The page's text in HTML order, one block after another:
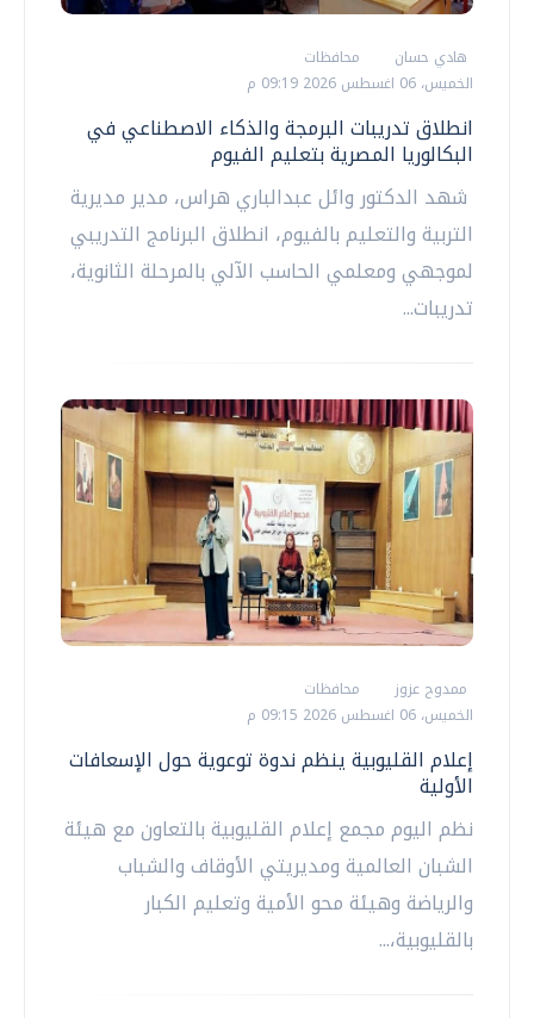
هادي حسان
محافظات
الخميس، 06 اغسطس 2026 09:19 م
انطلاق تدريبات البرمجة والذكاء الاصطناعي في
البكالوريا المصرية بتعليم الفيوم
شهد الدكتور وائل عبدالباري هراس، مدير مديرية
التربية والتعليم بالفيوم، انطلاق البرنامج التدريبي
لموجهي ومعلمي الحاسب الآلي بالمرحلة الثانوية،
تدريبات...
ممدوح عزوز
محافظات
الخميس، 06 اغسطس 2026 09:15 م
إعلام القليوبية ينظم ندوة توعوية حول الإسعافات
الأولية
نظم اليوم مجمع إعلام القليوبية بالتعاون مع هيئة
الشبان العالمية ومديريتي الأوقاف والشباب
والرياضة وهيئة محو الأمية وتعليم الكبار
بالقليوبية،...